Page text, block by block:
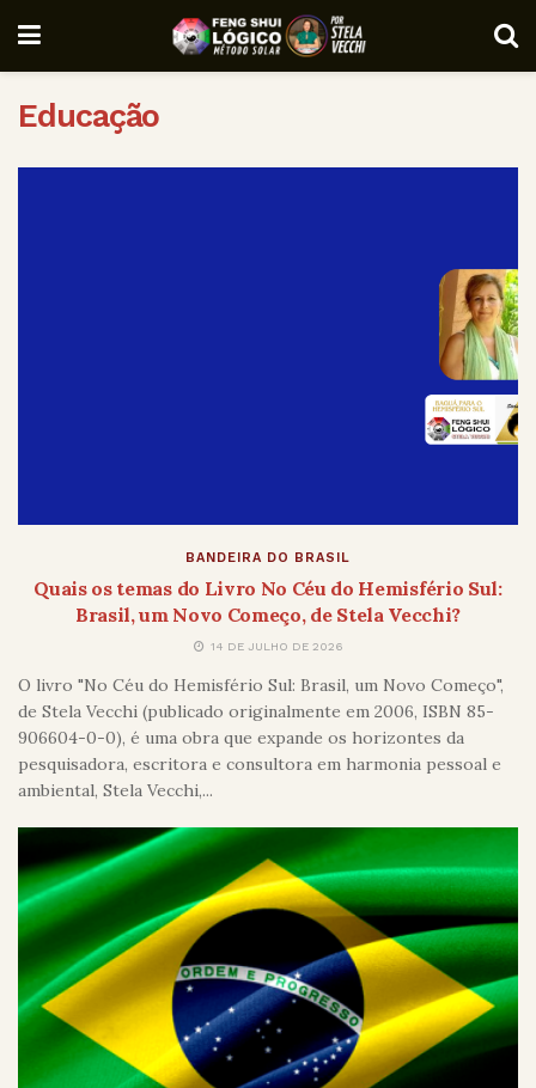
Educação
BANDEIRA DO BRASIL
Quais os temas do Livro No Céu do Hemisfério Sul:
Brasil, um Novo Começo, de Stela Vecchi?
14 DE JULHO DE 2026
O livro "No Céu do Hemisfério Sul: Brasil, um Novo Começo",
de Stela Vecchi (publicado originalmente em 2006, ISBN 85-
906604-0-0), é uma obra que expande os horizontes da
pesquisadora, escritora e consultora em harmonia pessoal e
ambiental, Stela Vecchi,...